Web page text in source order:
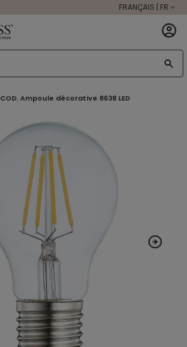
FRANÇAIS | FR
COD. Ampoule décorative 8638 LED